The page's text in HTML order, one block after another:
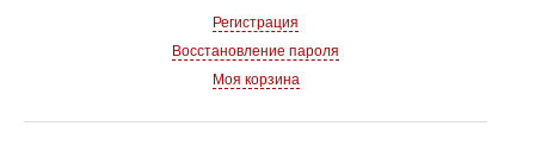
Регистрация
Восстановление пароля
Моя корзина